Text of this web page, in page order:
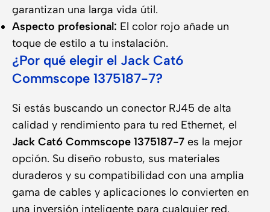
garantizan una larga vida útil.
Aspecto profesional: El color rojo añade un
toque de estilo a tu instalación.
¿Por qué elegir el Jack Cat6
Commscope 1375187-7?
Si estás buscando un conector RJ45 de alta
calidad y rendimiento para tu red Ethernet, el
Jack Cat6 Commscope 1375187-7 es la mejor
opción. Su diseño robusto, sus materiales
duraderos y su compatibilidad con una amplia
gama de cables y aplicaciones lo convierten en
una inversión inteligente para cualquier red.